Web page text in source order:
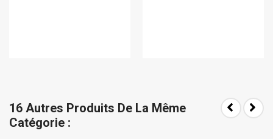
16 Autres Produits De La Même
Catégorie :